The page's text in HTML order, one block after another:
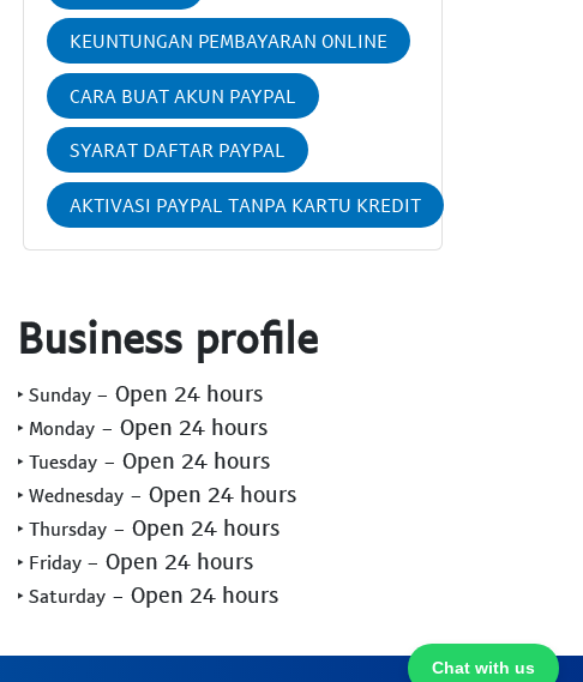
KEUNTUNGAN PEMBAYARAN ONLINE
CARA BUAT AKUN PAYPAL
SYARAT DAFTAR PAYPAL
AKTIVASI PAYPAL TANPA KARTU KREDIT
Chat with us
Business profile
‣ Sunday - Open 24 hours
‣ Monday - Open 24 hours
‣ Tuesday - Open 24 hours
‣ Wednesday - Open 24 hours
‣ Thursday - Open 24 hours
‣ Friday - Open 24 hours
‣ Saturday - Open 24 hours